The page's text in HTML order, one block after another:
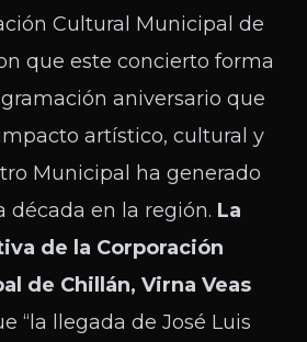
Cultural Municipal de
que este concierto forma
aniversario que
artístico, cultural y
Municipal ha generado
en la región. La
de la Corporación
de Chillán, Virna Veas
“la llegada de José Luis